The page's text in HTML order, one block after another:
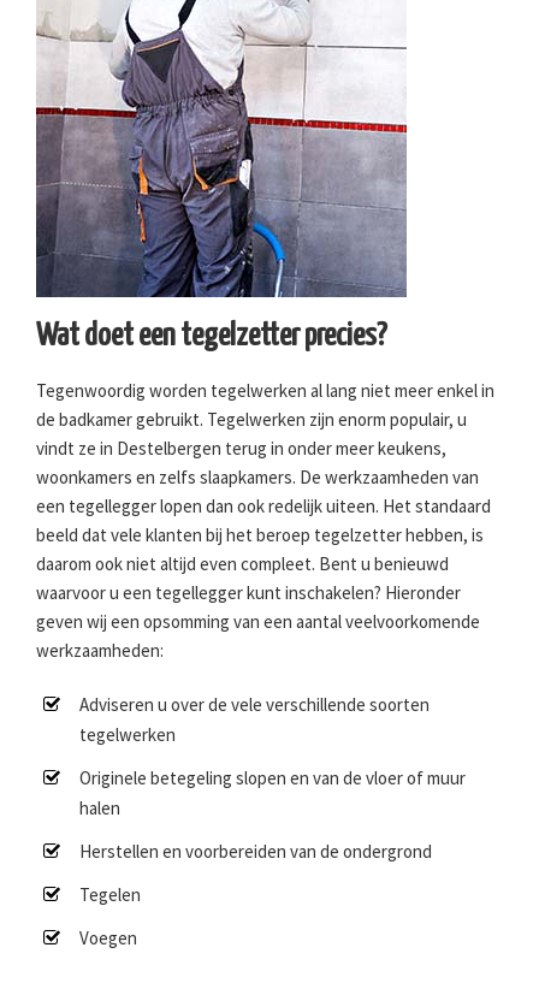
Wat doet een tegelzetter precies?
Tegenwoordig worden tegelwerken al lang niet meer enkel in
de badkamer gebruikt. Tegelwerken zijn enorm populair, u
vindt ze in Destelbergen terug in onder meer keukens,
woonkamers en zelfs slaapkamers. De werkzaamheden van
een tegellegger lopen dan ook redelijk uiteen. Het standaard
beeld dat vele klanten bij het beroep tegelzetter hebben, is
daarom ook niet altijd even compleet. Bent u benieuwd
waarvoor u een tegellegger kunt inschakelen? Hieronder
geven wij een opsomming van een aantal veelvoorkomende
werkzaamheden:
Adviseren u over de vele verschillende soorten
tegelwerken
Originele betegeling slopen en van de vloer of muur
halen
Herstellen en voorbereiden van de ondergrond
Tegelen
Voegen